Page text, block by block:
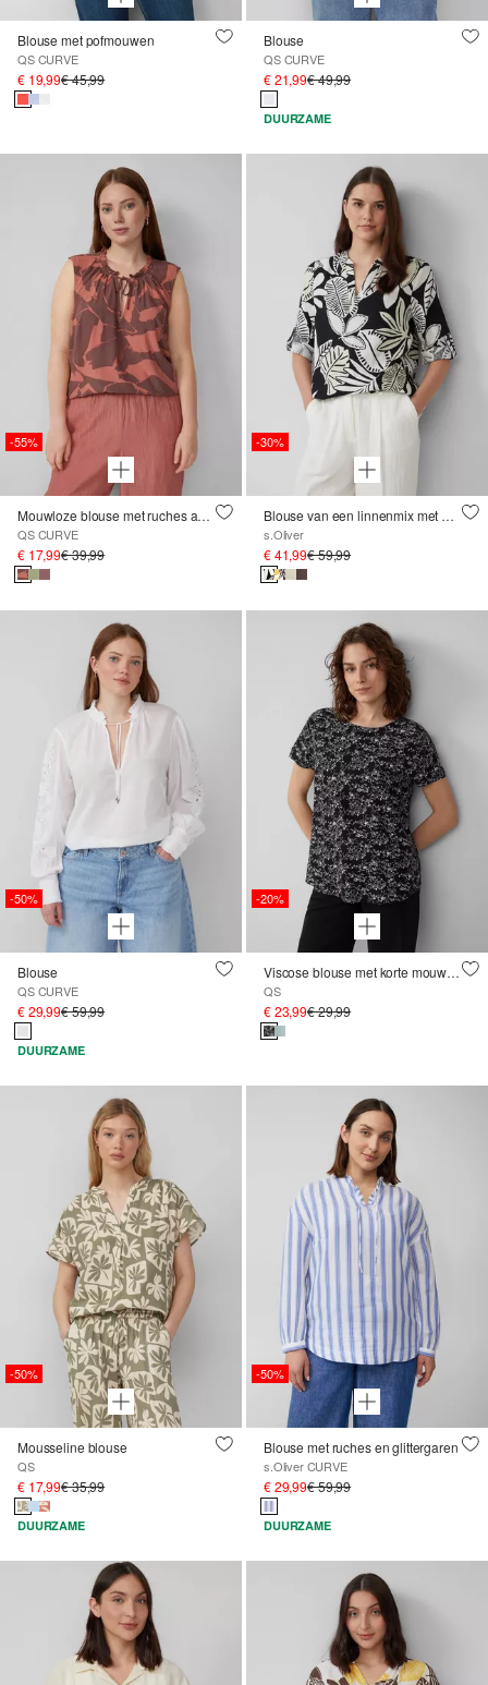
Blouse met pofmouwen
QS CURVE
€ 19,99€ 45,99
Blouse
QS CURVE
€ 21,99€ 49,99
DUURZAME
-55%
Mouwloze blouse met ruches aan de kraag
QS CURVE
€ 17,99€ 39,99
-30%
Blouse van een linnenmix met 3/4-mouwen
s.Oliver
€ 41,99€ 59,99
-50%
Blouse
QS CURVE
€ 29,99€ 59,99
DUURZAME
-20%
Viscose blouse met korte mouwen
QS
€ 23,99€ 29,99
-50%
Mousseline blouse
QS
€ 17,99€ 35,99
DUURZAME
-50%
Blouse met ruches en glittergaren
s.Oliver CURVE
€ 29,99€ 59,99
DUURZAME